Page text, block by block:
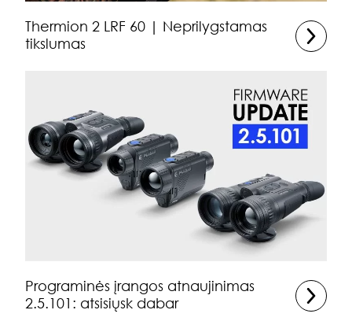
Thermion 2 LRF 60 | Neprilygstamas
tikslumas
Programinės įrangos atnaujinimas
2.5.101: atsisiųsk dabar